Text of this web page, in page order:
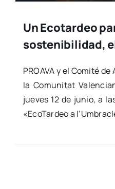
Un Ecotardeo
sostenibilidad,
PROAVA y el Comi­té
la Comu­ni­tat
jue­ves 12 de junio, a
«Eco­Tar­deo a